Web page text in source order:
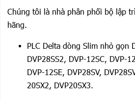
Chúng tôi là nhà phân phối bộ lập
hãng.
PLC Delta dòng Slim nhỏ gọn
DVP28SS2, DVP-12SC, DVP-
DVP-12SE, DVP28SV,
20SX2, DVP20SX3.